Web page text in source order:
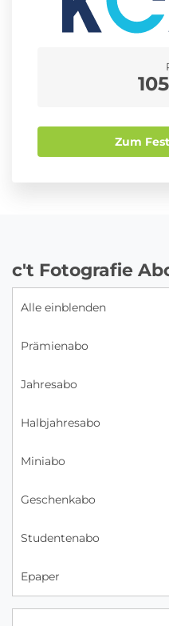
Süßigkeiten Abo
Zum
c't Fotografie
Alle einblenden
Prämienabo
Jahresabo
Halbjahresabo
Miniabo
Geschenkabo
Studentenabo
Epaper